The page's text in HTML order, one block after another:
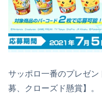
サッポロ一番のプレゼ
募、クローズド懸賞】。